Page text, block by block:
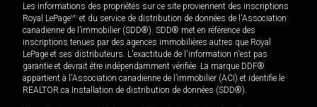
Les informations des propriétés sur ce site proviennent des inscriptions
Royal LePageMD et du service de distribution de données de l'Association
canadienne de l’immobilier (SDD®). SDD® met en référence des
inscriptions tenues par des agences immobilières autres que Royal
LePage et ses distributeurs. L'exactitude de l'information n'est pas
garantie et devrait être indépendamment vérifiée. La marque DDF®
appartient à l'Association canadienne de l’immobilier (ACI) et identifie le
REALTOR.ca Installation de distribution de données (SDD®).